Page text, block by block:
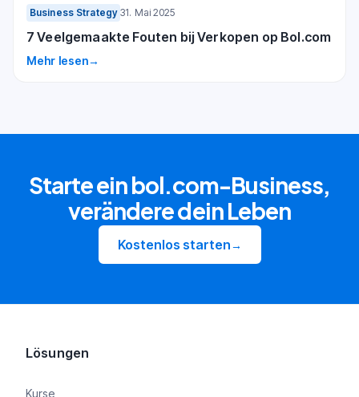
Business Strategy 31. Mai 2025
7 Veelgemaakte Fouten bij Verkopen op Bol.com
Mehr lesen→
Starte ein bol.com-Business,
verändere dein Leben
Kostenlos starten→
Lösungen
Kurse